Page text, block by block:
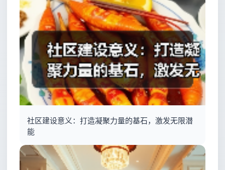
社区建设意义：打造凝聚力量的基石，激发无限潜
能